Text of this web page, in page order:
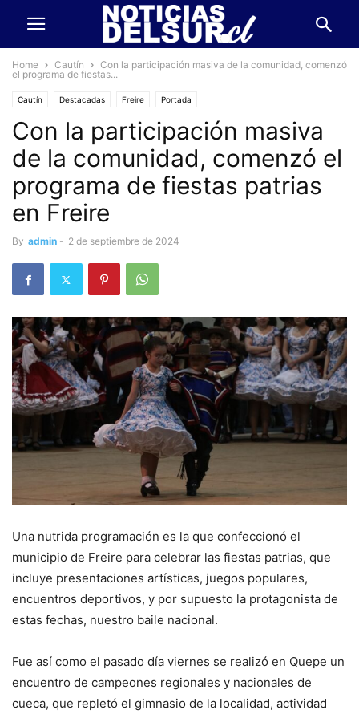
Home Cautín
Con la participación masiva de la comunidad, comenzó
el programa de fiestas...
Cautín Destacadas Freire Portada
Con la participación masiva
de la comunidad, comenzó el
programa de fiestas patrias
en Freire
By admin - 2 de septiembre de 2024
Una nutrida programación es la que confeccionó el
municipio de Freire para celebrar las fiestas patrias, que
incluye presentaciones artísticas, juegos populares,
encuentros deportivos, y por supuesto la protagonista de
estas fechas, nuestro baile nacional.
Fue así como el pasado día viernes se realizó en Quepe un
encuentro de campeones regionales y nacionales de
cueca, que repletó el gimnasio de la localidad, actividad